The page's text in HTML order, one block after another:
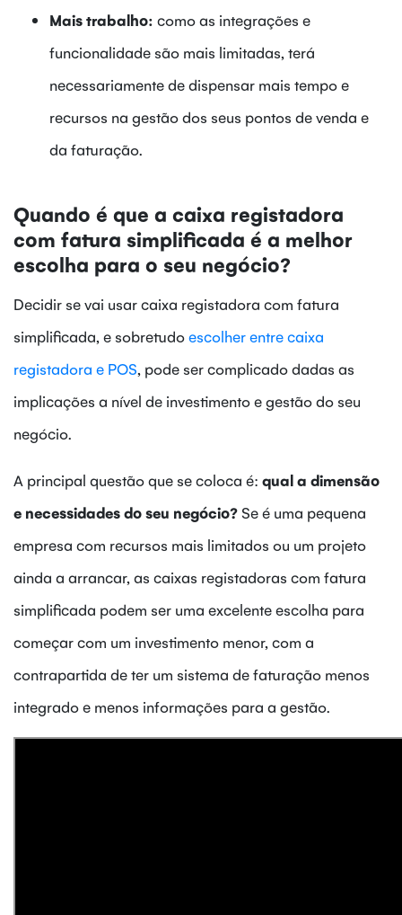
Mais trabalho: como as integrações e
funcionalidade são mais limitadas, terá
necessariamente de dispensar mais tempo e
recursos na gestão dos seus pontos de venda e
da faturação.
Quando é que a caixa registadora
com fatura simplificada é a melhor
escolha para o seu negócio?
Decidir se vai usar caixa registadora com fatura
simplificada, e sobretudoescolher entre caixa
registadora e POS, pode ser complicado dadas as
implicações a nível de investimento e gestão do seu
negócio.
A principal questão que se coloca é: qual a dimensão
e necessidades do seu negócio? Se é uma pequena
empresa com recursos mais limitados ou um projeto
ainda a arrancar, as caixas registadoras com fatura
simplificada podem ser uma excelente escolha para
começar com um investimento menor, com a
contrapartida de ter um sistema de faturação menos
integrado e menos informações para a gestão.